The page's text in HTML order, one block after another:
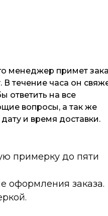
менеджер примет
В течение часа он
ответить на все
вопросы, а так же
и время доставки.
примерку до пяти
оформления заказа.